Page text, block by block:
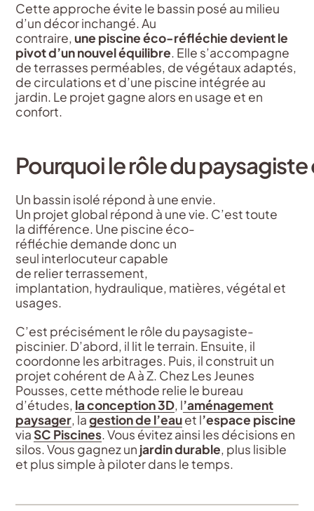
Cette approche évite le bassin posé au milieu
d’un décor inchangé. Au
contraire,une piscine éco-réfléchie devient le
pivot d’un nouvel équilibre. Elle s’accompagne
de terrasses perméables, de végétaux adaptés,
de circulations et d’une piscine intégrée au
jardin. Le projet gagne alors en usage et en
confort.
Pourquoilerôledupaysagiste
Un bassin isolé répond à une envie.
Un projet global répond à une vie. C’est toute
la différence. Une piscine éco-
réfléchie demande donc un
seul interlocuteur capable
de relier terrassement,
implantation, hydraulique, matières, végétal et
usages.
C’est précisément le rôle du paysagiste-
piscinier. D’abord, il lit le terrain. Ensuite, il
coordonne les arbitrages. Puis, il construit un
projet cohérent de A à Z. Chez Les Jeunes
Pousses, cette méthode relie le bureau
d’études, la conception 3D, l’aménagement
paysager, lagestion de l’eauet l’espace piscine
viaSC Piscines. Vous évitez ainsi les décisions en
silos. Vous gagnez un jardin durable, plus lisible
et plus simple à piloter dans le temps.